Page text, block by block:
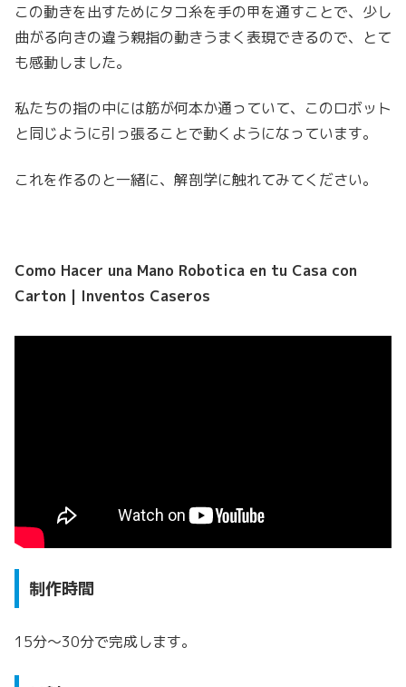
この動きを出すためにタコ糸を手の甲を通すことで、少し
曲がる向きの違う親指の動きうまく表現できるので、とて
も感動しました。
私たちの指の中には筋が何本か通っていて、このロボット
と同じように引っ張ることで動くようになっています。
これを作るのと一緒に、解剖学に触れてみてください。
Como Hacer una Mano Robotica en tu Casa con
Carton | Inventos Caseros
制作時間
15分～30分で完成します。